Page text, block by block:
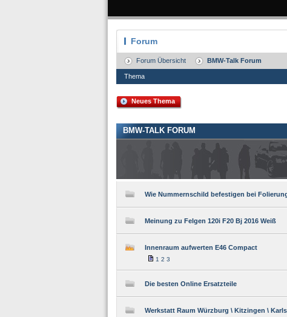
Forum
Forum Übersicht BMW-Talk Forum
Thema
Neues Thema
BMW-TALK FORUM
Wie Nummernschild befestigen bei
Meinung zu Felgen 120i F20 Bj 2016 Weiß
Innenraum aufwerten E46 Compact
1 2 3
Die besten Online Ersatzteile
Werkstatt Raum Würzburg \ Kitzingen \